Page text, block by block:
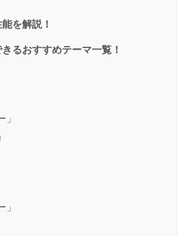
を解説！
るおすすめテーマ一覧！
」
」